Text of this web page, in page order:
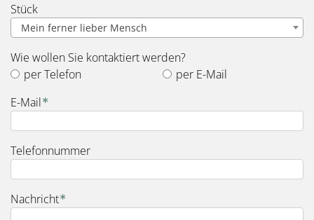
Stück
Mein ferner lieber Mensch
Wie wollen Sie kontaktiert werden?
per Telefon
per E-Mail
E-Mail
Telefonnummer
Nachricht